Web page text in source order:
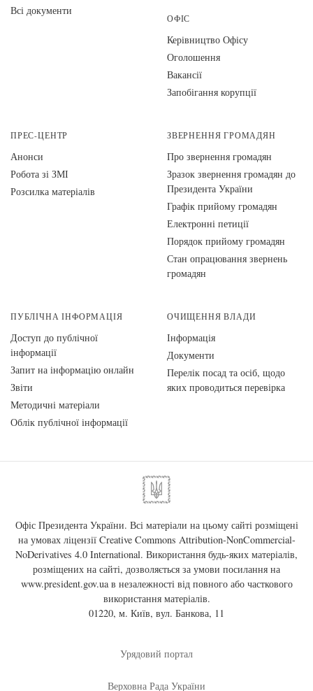
Всі документи
ОФІС
Керівництво Офісу
Оголошення
Вакансії
Запобігання корупції
ПРЕС-ЦЕНТР
Анонси
Робота зі ЗМІ
Розсилка матеріалів
ЗВЕРНЕННЯ ГРОМАДЯН
Про звернення громадян
Зразок звернення громадян до
Президента України
Графік прийому громадян
Електронні петиції
Порядок прийому громадян
Стан опрацювання звернень
громадян
ПУБЛІЧНА ІНФОРМАЦІЯ
Доступ до публічної
інформації
Запит на інформацію онлайн
Звіти
Методичні матеріали
Облік публічної інформації
ОЧИЩЕННЯ ВЛАДИ
Інформація
Документи
Перелік посад та осіб, щодо
яких проводиться перевірка
Офіс Президента України. Всі матеріали на цьому сайті розміщені
на умовах ліцензії Creative Commons Attribution-NonCommercial-
NoDerivatives 4.0 International. Використання будь-яких матеріалів,
розміщених на сайті, дозволяється за умови посилання на
www.president.gov.uaв незалежності від повного або часткового
використання матеріалів.
01220, м. Київ, вул. Банкова, 11
Урядовий портал
Верховна Рада України